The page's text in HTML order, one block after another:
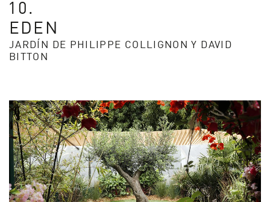
10.
EDEN
JARDÍN DE PHILIPPE COLLIGNON Y DAVID
BITTON